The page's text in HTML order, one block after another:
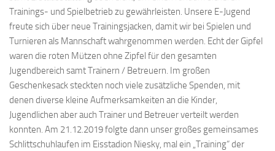
Trainings- und Spielbetrieb zu gewährleisten. Unsere E-Jugend
freute sich über neue Trainingsjacken, damit wir bei Spielen und
Turnieren als Mannschaft wahrgenommen werden. Echt der Gipfel
waren die roten Mützen ohne Zipfel für den gesamten
Jugendbereich samt Trainern / Betreuern. Im großen
Geschenkesack steckten noch viele zusätzliche Spenden, mit
denen diverse kleine Aufmerksamkeiten an die Kinder,
Jugendlichen aber auch Trainer und Betreuer verteilt werden
konnten. Am 21.12.2019 folgte dann unser großes gemeinsames
Schlittschuhlaufen im Eisstadion Niesky, mal ein „Training“ der